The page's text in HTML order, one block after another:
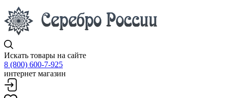
Искать товары на сайте
8 (800) 600-7-925
интернет магазин